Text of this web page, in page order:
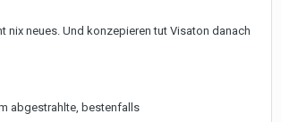
nix neues. Und konzepieren tut Visaton danach
abgestrahlte, bestenfalls